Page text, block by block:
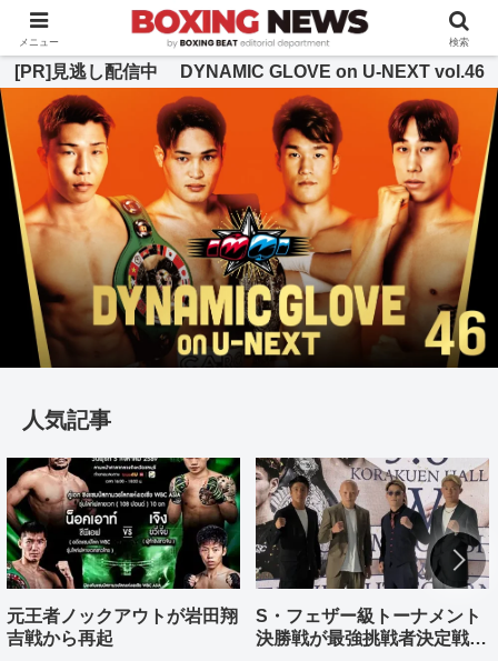
BOXING BEAT [ボクシング・ビート] 公式サイト
[PR]見逃し配信中 DYNAMIC GLOVE on U-NEXT vol.46
人気記事
元王者ノックアウトが岩田翔
吉戦から再起
S・フェザー級トーナメント
決勝戦が最強挑戦者決定戦兼
メニュー 検索